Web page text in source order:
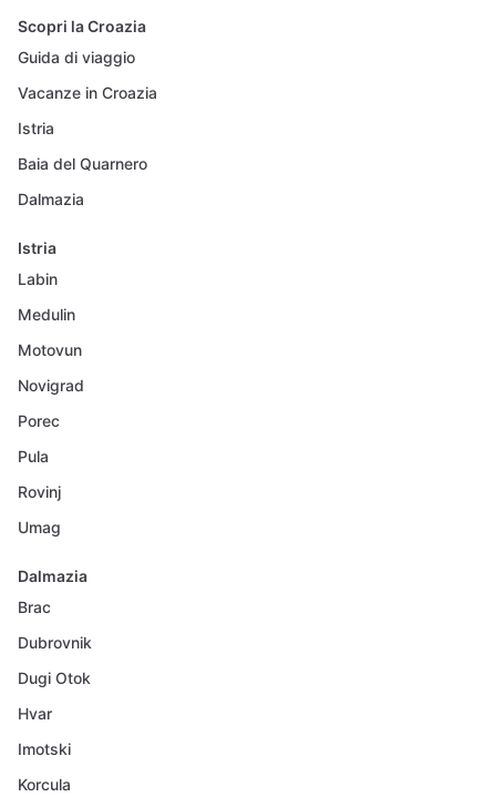
Scopri la Croazia
Guida di viaggio
Vacanze in Croazia
Istria
Baia del Quarnero
Dalmazia
Istria
Labin
Medulin
Motovun
Novigrad
Porec
Pula
Rovinj
Umag
Dalmazia
Brac
Dubrovnik
Dugi Otok
Hvar
Imotski
Korcula